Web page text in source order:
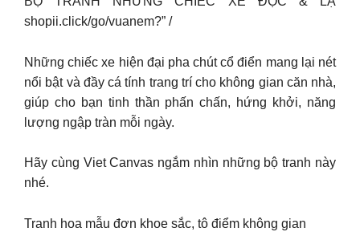
shopii.click/go/vuanem?” /
Những chiếc xe hiện đại pha chút cổ điển mang lại nét
nổi bật và đầy cá tính trang trí cho không gian căn nhà,
giúp cho bạn tinh thần phấn chấn, hứng khởi, năng
lượng ngập tràn mỗi ngày.
Hãy cùng Viet Canvas ngắm nhìn những bộ tranh này
nhé.
Tranh hoa mẫu đơn khoe sắc, tô điểm không gian